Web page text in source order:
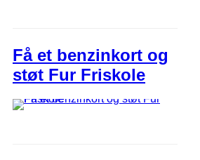
Få et benzinkort og
støt Fur Friskole